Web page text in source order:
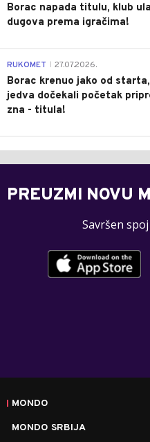
Borac napada titulu, klub
dugova prema igračima!
RUKOMET 27.07.2026.
Borac krenuo jako od
jedva dočekali početak
zna - titula!
PREUZMI NOVU
Savršen
MONDO
MONDO SRBIJA